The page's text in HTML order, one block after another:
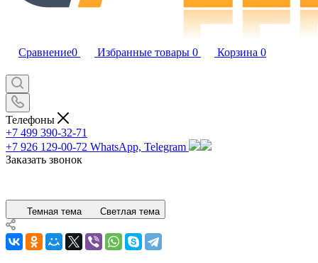
Сравнение0 Избранные товары 0 Корзина 0
Телефоны
+7 499 390-32-71
+7 926 129-00-72 WhatsApp, Telegram
Заказать звонок
Темная тема Светлая тема